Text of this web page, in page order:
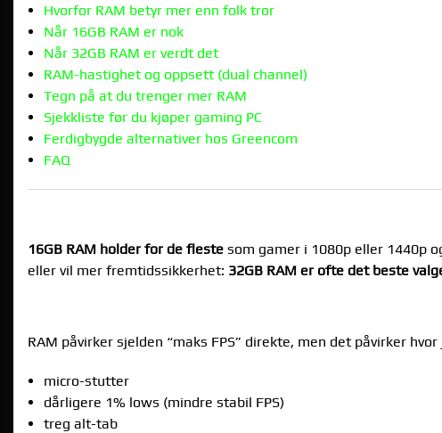
Hvorfor RAM betyr mer enn folk tror
Når 16GB RAM er nok
Når 32GB RAM er verdt det
RAM-hastighet og oppsett (dual channel)
Tegn på at du trenger mer RAM
Sjekkliste før du kjøper gaming PC
Ferdigbygde alternativer hos Greencom
FAQ
16GB RAM holder for de fleste som gamer i 1080p eller 1440p
eller vil mer fremtidssikkerhet: 32GB RAM er ofte det beste
RAM påvirker sjelden “maks FPS” direkte, men det påvirker
micro-stutter
dårligere 1% lows (mindre stabil FPS)
treg alt-tab